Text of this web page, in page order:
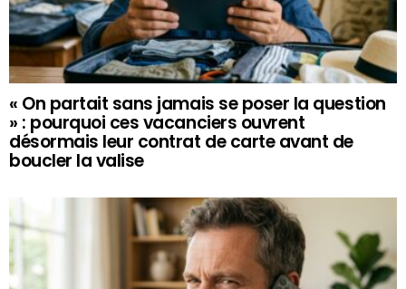
« On partait sans jamais se poser la question
» : pourquoi ces vacanciers ouvrent
désormais leur contrat de carte avant de
boucler la valise